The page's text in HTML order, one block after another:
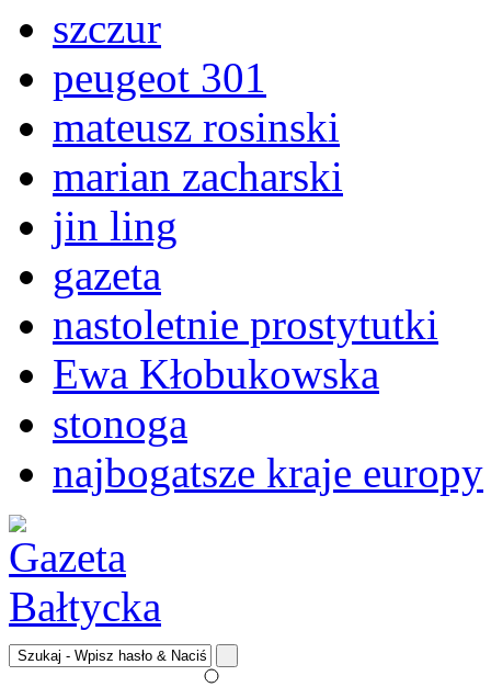
szczur
peugeot 301
mateusz rosinski
marian zacharski
jin ling
gazeta
nastoletnie prostytutki
Ewa Kłobukowska
stonoga
najbogatsze kraje europy